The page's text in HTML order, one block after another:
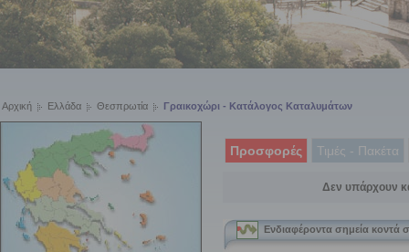
Αρχική Ελλάδα Θεσπρωτία Γραικοχώρι - Κατάλογος Καταλυμάτων
Προσφορές Τιμές - Πακέτα
Δεν υπάρχουν